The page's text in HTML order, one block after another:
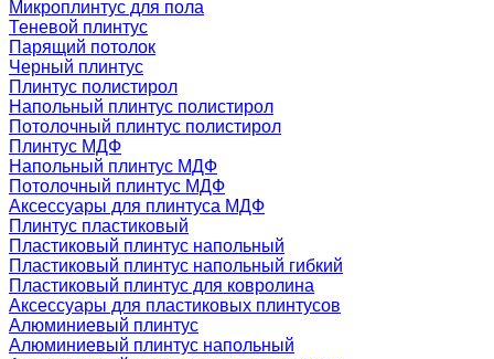
Микроплинтус для пола
Теневой плинтус
Парящий потолок
Черный плинтус
Плинтус полистирол
Напольный плинтус полистирол
Потолочный плинтус полистирол
Плинтус МДФ
Напольный плинтус МДФ
Потолочный плинтус МДФ
Аксессуары для плинтуса МДФ
Плинтус пластиковый
Пластиковый плинтус напольный
Пластиковый плинтус напольный гибкий
Пластиковый плинтус для ковролина
Аксессуары для пластиковых плинтусов
Алюминиевый плинтус
Алюминиевый плинтус напольный